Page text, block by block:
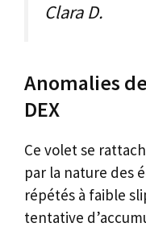
Clara D.
Anomalies
DEX
Ce volet se
par la nature des
répétés à faible
tentative